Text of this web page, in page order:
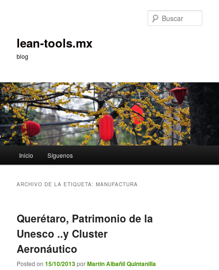
lean-tools.mx
blog
principal
Inicio Síguenos
ARCHIVO DE LA ETIQUETA:MANUFACTURA
Querétaro, Patrimonio de la
Unesco ..y Cluster
Aeronáutico
Posted on15/10/2013porMartin Albañil Quintanilla